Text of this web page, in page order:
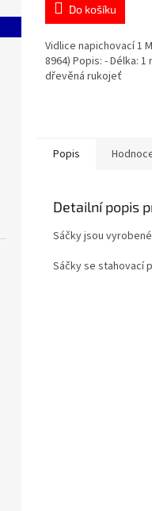
Do košíku
Vidlice napichovací 1
8964) Popis: - Délka: 1
dřevěná rukojeť
Popis
Detailní popis
Sáčky jsou
Sáčky se stahovací